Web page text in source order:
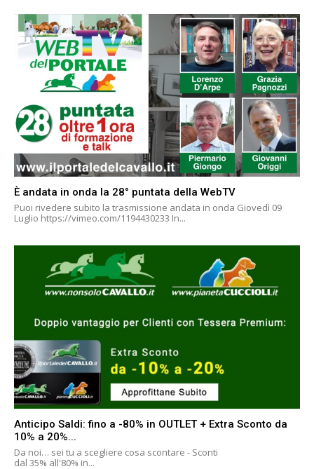
È andata in onda la 28° puntata della WebTV
Puoi rivedere subito la trasmissione andata in onda Giovedì 09
Luglio https://vimeo.com/1194430233 In...
Anticipo Saldi: fino a -80% in OUTLET + Extra Sconto da
10% a 20%...
Da noi… sei tu a scegliere cosa scontare - Sconti
dal 35% all'80% in...